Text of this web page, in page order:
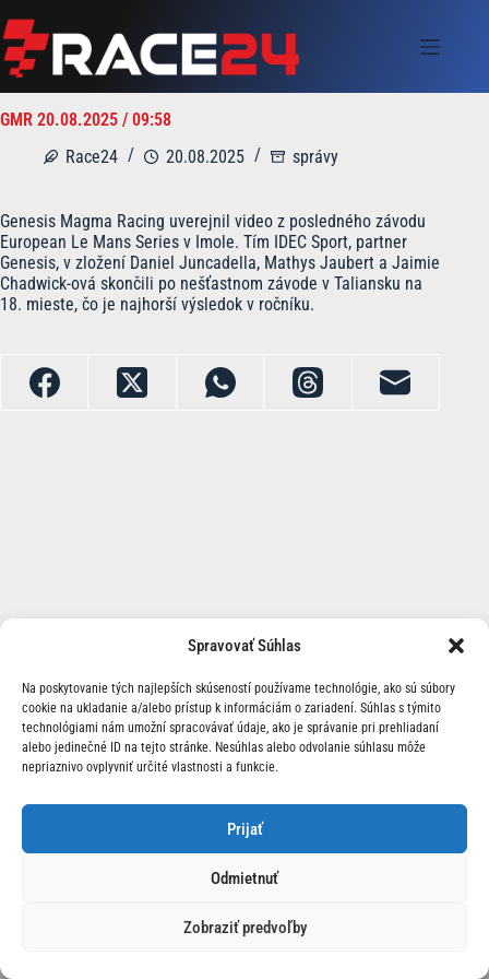
Spravovať Súhlas
Na poskytovanie tých najlepších skúseností používame technológie, ako sú súbory
cookie na ukladanie a/alebo prístup k informáciám o zariadení. Súhlas s týmito
technológiami nám umožní spracovávať údaje, ako je správanie pri prehliadaní
alebo jedinečné ID na tejto stránke. Nesúhlas alebo odvolanie súhlasu môže
nepriaznivo ovplyvniť určité vlastnosti a funkcie.
Prijať
Odmietnuť
Zobraziť predvoľby
to
content
GMR 20.08.2025 / 09:58
Race24
20.08.2025 správy
Genesis Magma Racing uverejnil video z posledného závodu
European Le Mans Series v Imole. Tím IDEC Sport, partner
Genesis, v zložení Daniel Juncadella, Mathys Jaubert a Jaimie
Chadwick-ová skončili po nešťastnom závode v Taliansku na
18. mieste, čo je najhorší výsledok v ročníku.
O Nás | Kontakt